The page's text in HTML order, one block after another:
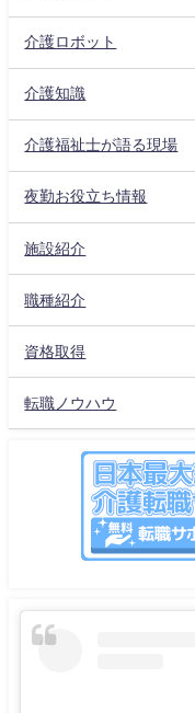
介護ロボット
介護知識
介護福祉士が語る現場
夜勤お役立ち情報
施設紹介
職種紹介
資格取得
転職ノウハウ